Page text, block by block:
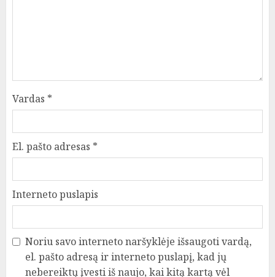
Vardas *
El. pašto adresas *
Interneto puslapis
Noriu savo interneto naršyklėje išsaugoti vardą,
el. pašto adresą ir interneto puslapį, kad jų
nebereiktų įvesti iš naujo, kai kitą kartą vėl